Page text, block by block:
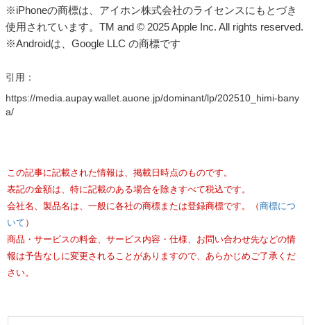
※iPhoneの商標は、アイホン株式会社のライセンスにもとづき
使用されています。TM and © 2025 Apple Inc. All rights reserved.
※Androidは、Google LLC の商標です
引用：
https://media.aupay.wallet.auone.jp/dominant/lp/202510_himi-bany
a/
この記事に記載された情報は、掲載日時点のものです。
表記の金額は、特に記載のある場合を除きすべて税込です。
会社名、製品名は、一般に各社の商標または登録商標です。（ 商標につ
いて ）
商品・サービスの料金、サービス内容・仕様、お問い合わせ先などの情
報は予告なしに変更されることがありますので、あらかじめご了承くだ
さい。